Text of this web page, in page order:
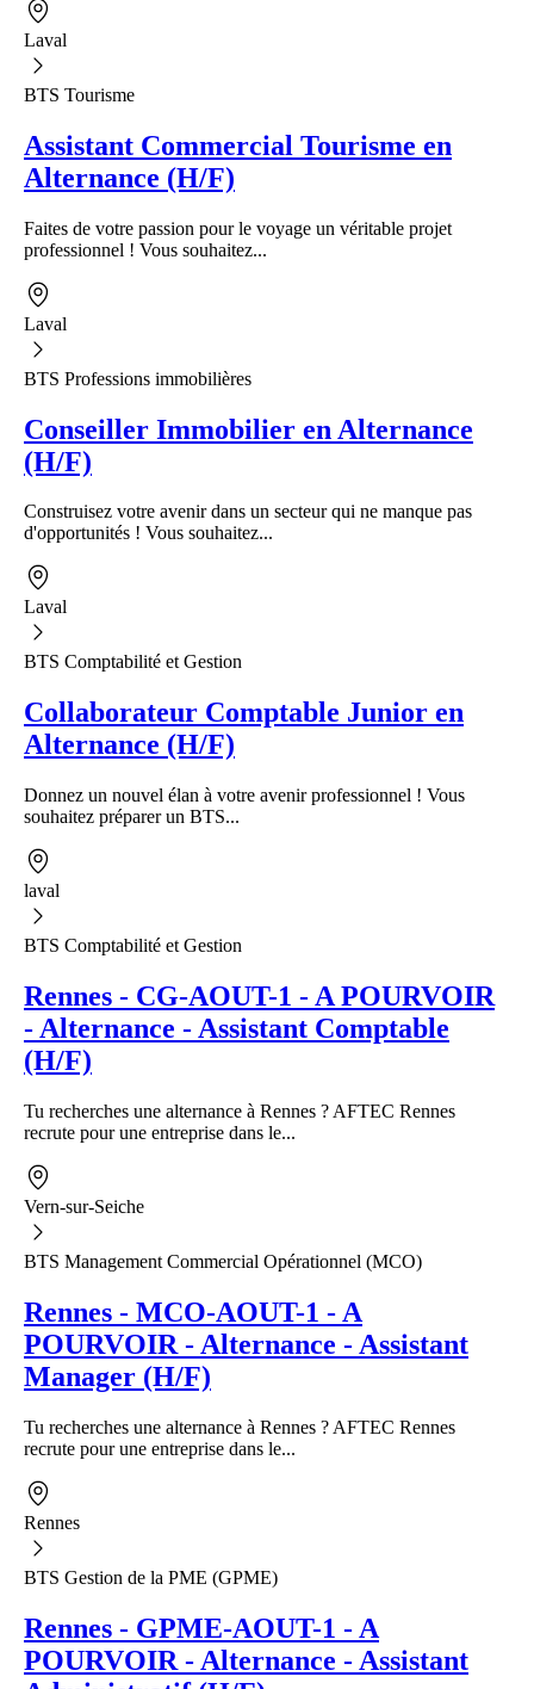
Laval
BTS Tourisme
Assistant Commercial Tourisme en
Alternance (H/F)
Faites de votre passion pour le voyage un véritable projet
professionnel ! Vous souhaitez...
Laval
BTS Professions immobilières
Conseiller Immobilier en Alternance
(H/F)
Construisez votre avenir dans un secteur qui ne manque pas
d'opportunités ! Vous souhaitez...
Laval
BTS Comptabilité et Gestion
Collaborateur Comptable Junior en
Alternance (H/F)
Donnez un nouvel élan à votre avenir professionnel ! Vous
souhaitez préparer un BTS...
laval
BTS Comptabilité et Gestion
Rennes - CG-AOUT-1 - A POURVOIR
- Alternance - Assistant Comptable
(H/F)
Tu recherches une alternance à Rennes ? AFTEC Rennes
recrute pour une entreprise dans le...
Vern-sur-Seiche
BTS Management Commercial Opérationnel (MCO)
Rennes - MCO-AOUT-1 - A
POURVOIR - Alternance - Assistant
Manager (H/F)
Tu recherches une alternance à Rennes ? AFTEC Rennes
recrute pour une entreprise dans le...
Rennes
BTS Gestion de la PME (GPME)
Rennes - GPME-AOUT-1 - A
POURVOIR - Alternance - Assistant